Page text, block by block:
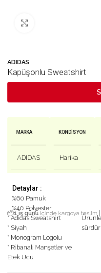
ADIDAS
Kapüşonlu Sweatshirt
MARKA
ADIDAS
KONDISYON
Harika
Detaylar :
%60 Pamuk
%40 Polyester
📦1 iş günü içinde kargoya teslim
* Adidas Sweatshirt
* Siyah
* Monogram Logolu
* Ribanalı Manşetler ve
Etek Ucu